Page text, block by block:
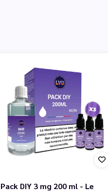
Pack DIY 3 mg 200 ml - Le